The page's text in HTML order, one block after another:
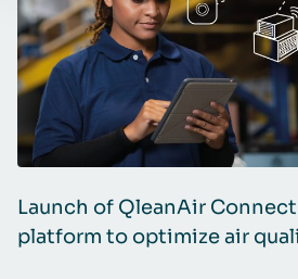
Launch of QleanAir Connect
platform to optimize air